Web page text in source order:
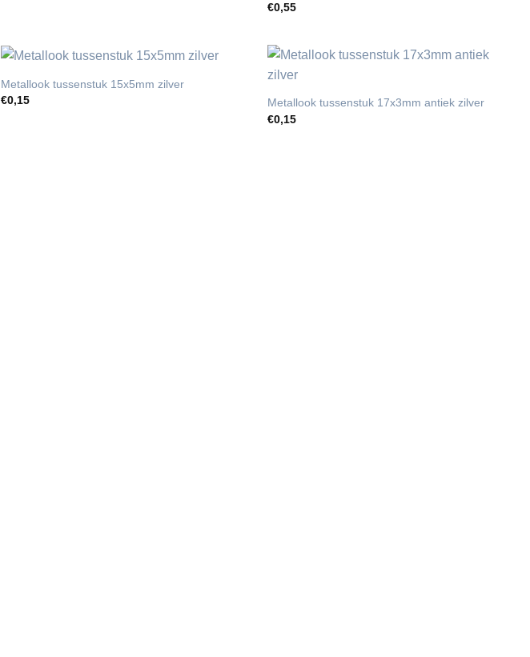
€0,55
Metallook tussenstuk 15x5mm zilver
€0,15
Metallook tussenstuk 17x3mm antiek zilver
€0,15